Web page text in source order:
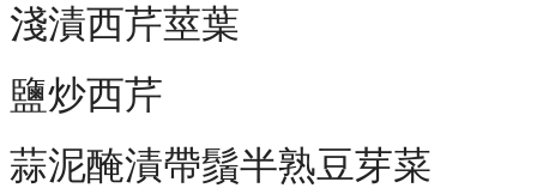
淺漬西芹莖葉
鹽炒西芹
蒜泥醃漬帶鬚半熟豆芽菜